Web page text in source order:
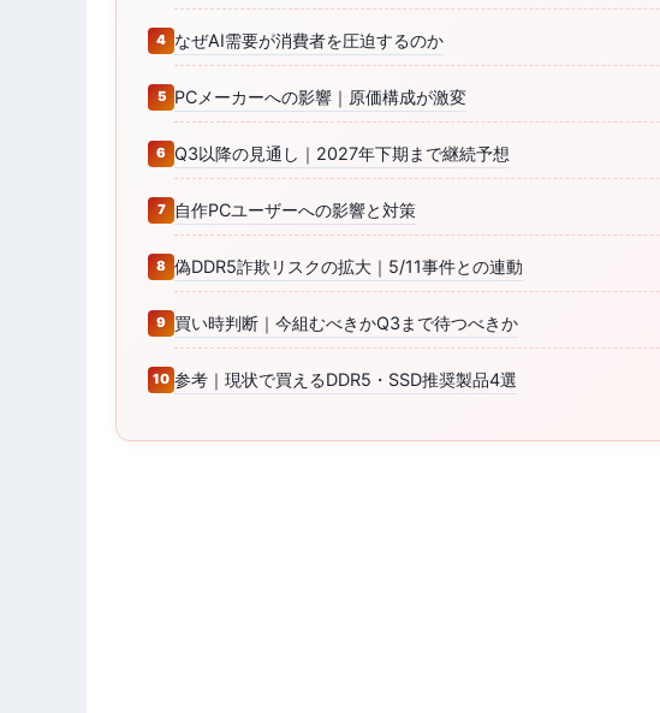
なぜAI需要が消費者を圧迫するのか
PCメーカーへの影響｜原価構成が激変
Q3以降の見通し｜2027年下期まで継続予想
自作PCユーザーへの影響と対策
偽DDR5詐欺リスクの拡大｜5/11事件との連動
買い時判断｜今組むべきかQ3まで待つべきか
参考｜現状で買えるDDR5・SSD推奨製品4選